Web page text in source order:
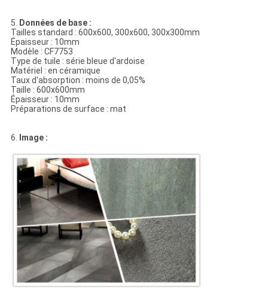
5. Données de base :
Tailles standard : 600x600, 300x600, 300x300mm
Épaisseur : 10mm
Modèle : CF7753
Type de tuile : série bleue d'ardoise
Matériel : en céramique
Taux d'absorption : moins de 0,05%
Taille : 600x600mm
Épaisseur : 10mm
Préparations de surface : mat
6. Image :